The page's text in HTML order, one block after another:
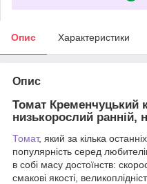
Опис Характеристики
Опис
Томат Кременчуцький
низькорослий ранній,
Томат, який за кілька
популярність серед
в собі масу достоїнств:
смакові якості,